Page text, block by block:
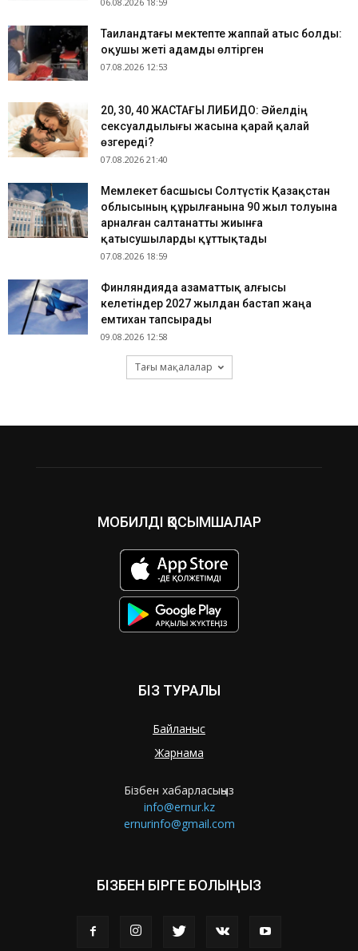
Таиландтағы мектепте жаппай атыс болды:
оқушы жеті адамды өлтірген
07.08.2026 12:53
​20, 30, 40 ЖАСТАҒЫ ЛИБИДО: Әйелдің
сексуалдылығы жасына қарай қалай
өзгереді?
07.08.2026 21:40
Мемлекет басшысы Солтүстік Қазақстан
облысының құрылғанына 90 жыл толуына
арналған салтанатты жиынға
қатысушыларды құттықтады
07.08.2026 18:59
Финляндияда азаматтық алғысы
келетіндер 2027 жылдан бастап жаңа
емтихан тапсырады
09.08.2026 12:58
Тағы мақалалар
МОБИЛДІ ҚОСЫМШАЛАР
БІЗ ТУРАЛЫ
Байланыс
Жарнама
Бізбен хабарласыңыз
info@ernur.kz
ernurinfo@gmail.com
БІЗБЕН БІРГЕ БОЛЫҢЫЗ